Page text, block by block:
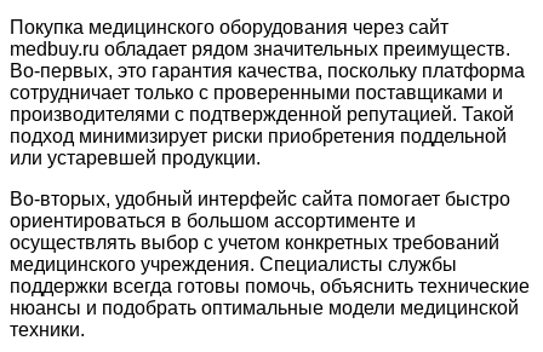
Покупка медицинского оборудования через сайт
medbuy.ru обладает рядом значительных преимуществ.
Во-первых, это гарантия качества, поскольку платформа
сотрудничает только с проверенными поставщиками и
производителями с подтвержденной репутацией. Такой
подход минимизирует риски приобретения поддельной
или устаревшей продукции.
Во-вторых, удобный интерфейс сайта помогает быстро
ориентироваться в большом ассортименте и
осуществлять выбор с учетом конкретных требований
медицинского учреждения. Специалисты службы
поддержки всегда готовы помочь, объяснить технические
нюансы и подобрать оптимальные модели медицинской
техники.